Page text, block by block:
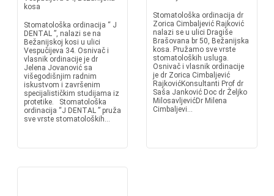
kosa
Stomatološka ordinacija “ J
DENTAL ”, nalazi se na
Bežanijskoj kosi u ulici
Vespučijeva 34. Osnivač i
vlasnik ordinacije je dr
Jelena Jovanović sa
višegodišnjim radnim
iskustvom i završenim
specijalističkim studijama iz
protetike. Stomatološka
ordinacija “J DENTAL ” pruža
sve vrste stomatoloških...
Stomatološka ordinacija dr
Zorica Cimbaljević Rajković
nalazi se u ulici Dragiše
Brašovana br 50, Bežanijska
kosa. Pružamo sve vrste
stomatoloških usluga.
Osnivač i vlasnik ordinacije
je dr Zorica Cimbaljević
RajkovićKonsultanti Prof dr
Saša Janković Doc dr Željko
MilosavljevićDr Milena
Cimbaljevi...